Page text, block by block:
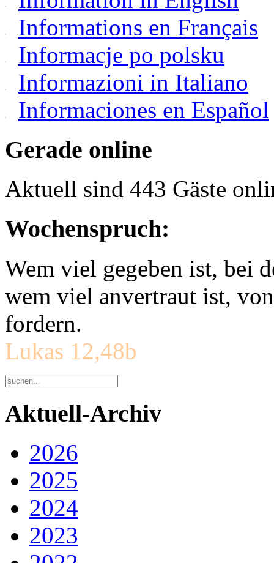
Informations en Français
Informacje po polsku
Informazioni in Italiano
Informaciones en Español
Gerade online
Aktuell sind 443 Gäste
Wochenspruch:
Wem viel gegeben ist, bei
wem viel anvertraut ist,
fordern.
Lukas 12,48b
Aktuell-Archiv
2026
2025
2024
2023